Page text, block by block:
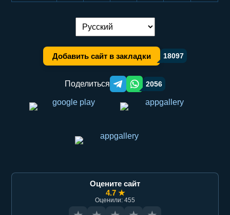
Переключение языка:
Добавить сайт в закладки 18097
Поделиться Telegram orqali ulashish
WhatsApp orqali ulashish
2056
Оцените сайт
4.7 ★
Оценили: 455